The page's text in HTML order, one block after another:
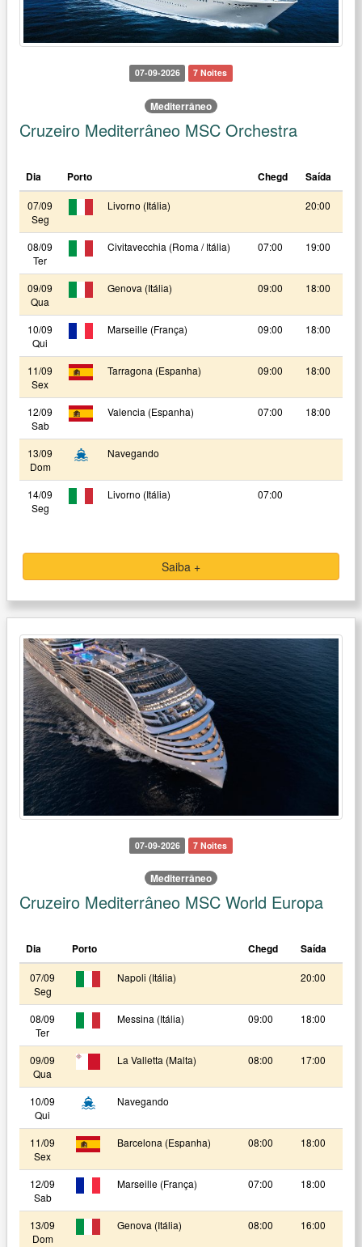
07-09-2026 7 Noites
Mediterrâneo
Cruzeiro Mediterrâneo MSC Orchestra
Dia Porto Chegd Saída
07/09
Seg
Livorno (Itália) 20:00
08/09
Ter
Civitavecchia (Roma / Itália) 07:00 19:00
09/09
Qua
Genova (Itália) 09:00 18:00
10/09
Qui
Marseille (França) 09:00 18:00
11/09
Sex
Tarragona (Espanha) 09:00 18:00
12/09
Sab
Valencia (Espanha) 07:00 18:00
13/09
Dom
Navegando
14/09
Seg
Livorno (Itália) 07:00
Saiba +
07-09-2026 7 Noites
Mediterrâneo
Cruzeiro Mediterrâneo MSC World Europa
Dia Porto Chegd Saída
07/09
Seg
Napoli (Itália) 20:00
08/09
Ter
Messina (Itália) 09:00 18:00
09/09
Qua
La Valletta (Malta) 08:00 17:00
10/09
Qui
Navegando
11/09
Sex
Barcelona (Espanha) 08:00 18:00
12/09
Sab
Marseille (França) 07:00 18:00
13/09
Dom
Genova (Itália) 08:00 16:00